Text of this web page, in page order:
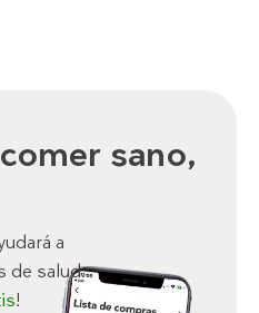
sano,
a
de salud.
!